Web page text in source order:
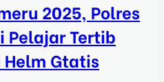
2025, Polres
Pelajar Tertib
Gtatis